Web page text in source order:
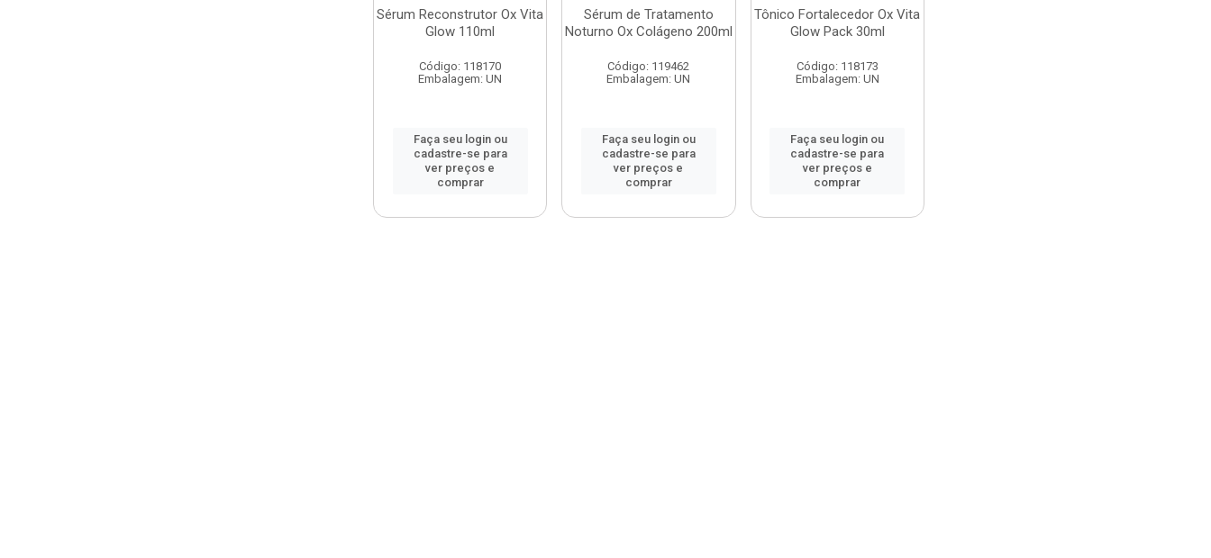
Sérum Reconstrutor Ox Vita
Glow 110ml
Código: 118170
Embalagem: UN
Faça seu login ou
cadastre-se para
ver preços e
comprar
Sérum de Tratamento
Noturno Ox Colágeno 200ml
Código: 119462
Embalagem: UN
Faça seu login ou
cadastre-se para
ver preços e
comprar
Tônico Fortalecedor Ox Vita
Glow Pack 30ml
Código: 118173
Embalagem: UN
Faça seu login ou
cadastre-se para
ver preços e
comprar